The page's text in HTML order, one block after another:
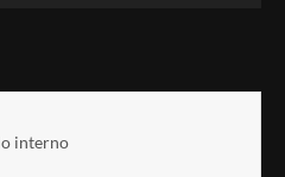
interno